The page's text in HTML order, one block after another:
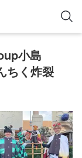
小島
ちく炸裂